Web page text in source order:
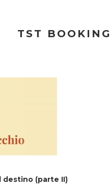
TST BOOKING
destino (parte II)